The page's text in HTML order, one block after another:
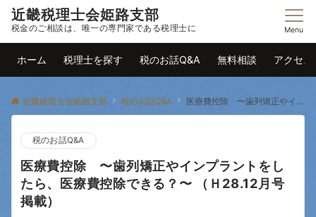
近畿税理士会姫路支部
税金のご相談は、唯一の専門家である税理士に Menu
ホーム 税理士を探す 税のお話Q&A 無料相談 アクセス
近畿税理士会姫路支部 税のお話Q&A 医療費控除 〜歯列矯正やインプラントをしたら、医療費控除できる？〜 （Ｈ28.12月号掲載）
税のお話Q&A
医療費控除 〜歯列矯正やインプラントをし
たら、医療費控除できる？〜 （Ｈ28.12月号
掲載）